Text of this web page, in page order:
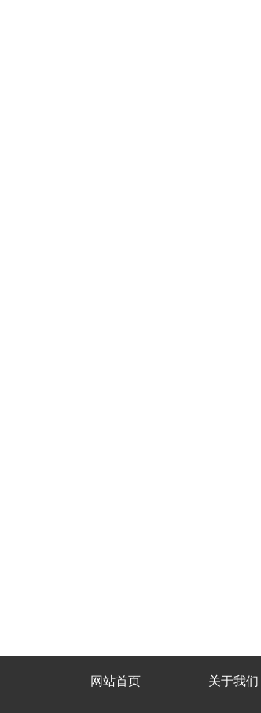
网站首页 关于我们